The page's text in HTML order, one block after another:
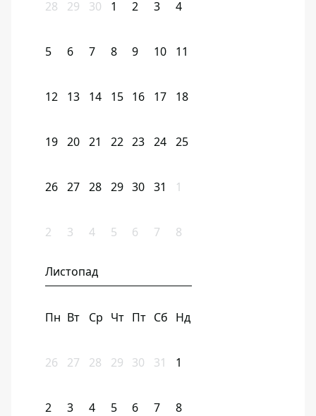
28 29 30 1 2 3 4
5 6 7 8 9 10 11
12 13 14 15 16 17 18
19 20 21 22 23 24 25
26 27 28 29 30 31 1
2 3 4 5 6 7 8
Листопад
Пн Вт Ср Чт Пт Сб Нд
26 27 28 29 30 31 1
2 3 4 5 6 7 8